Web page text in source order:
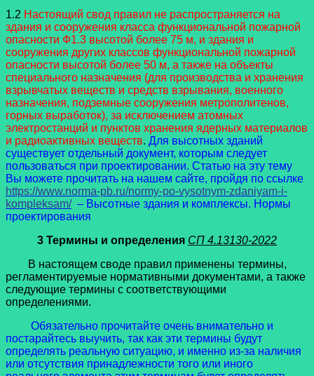
1.2 Настоящий свод правил не распространяется на
здания и сооружения класса функциональной пожарной
опасности Ф1.3 высотой более 75 м, и здания и
сооружения других классов функциональной пожарной
опасности высотой более 50 м, а также на объекты
специального назначения (для производства и хранения
взрывчатых веществ и средств взрывания, военного
назначения, подземные сооружения метрополитенов,
горных выработок), за исключением атомных
электростанций и пунктов хранения ядерных материалов
и радиоактивных веществ. Для высотных зданий
существует отдельный документ, которым следует
пользоваться при проектировании. Статью на эту тему
Вы можете прочитать на нашем сайте, пройдя по ссылке
https://www.norma-pb.ru/normy-po-vysotnym-zdaniyam-i-
kompleksam/– Высотные здания и комплексы. Нормы
проектирования
3 Термины и определения СП 4.13130-2022
В настоящем своде правил применены термины,
регламентируемые нормативными документами, а также
следующие термины с соответствующими
определениями.
Обязательно прочитайте очень внимательно и
постарайтесь выучить, так как эти термины будут
определять реальную ситуацию, и именно из-за наличия
или отсутствия принадлежности того или иного